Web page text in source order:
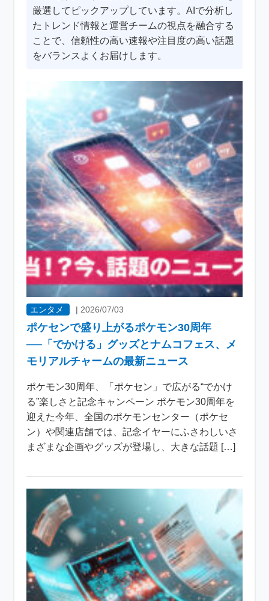
厳選してピックアップしています。AIで分析し
たトレンド情報と運営チームの視点を融合する
ことで、信頼性の高い速報や注目度の高い話題
をバランスよくお届けします。
エンタメ |2026/07/03
ポケセンで盛り上がるポケモン30周年
──「でかける」グッズとナムコフェス、メ
モリアルチャームの最新ニュース
ポケモン30周年、「ポケセン」で広がる“でかけ
る”楽しさと記念キャンペーン ポケモン30周年を
迎えた今年、全国のポケモンセンター（ポケセ
ン）や関連店舗では、記念イヤーにふさわしいさ
まざまな企画やグッズが登場し、大きな話題 […]